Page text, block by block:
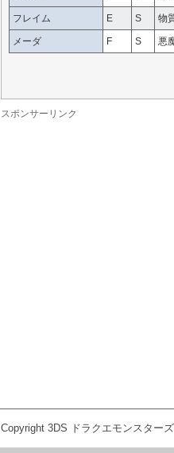
フレイム E S 物
メーダ F S 悪
スポンサーリンク
Copyright 3DS ドラクエモンスター